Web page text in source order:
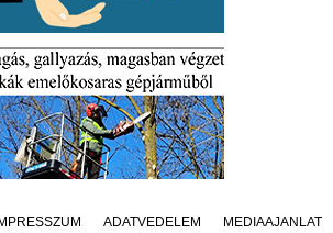
IMPRESSZUM ADATVÉDELEM MÉDIAAJÁNLAT